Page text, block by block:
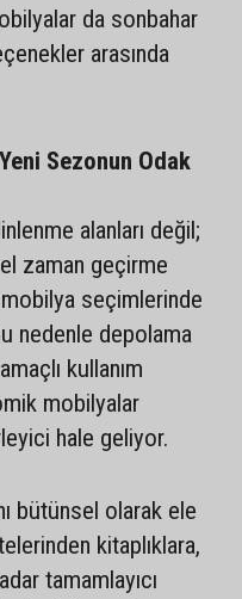
da sonbahar
arasında
Sezonun Odak
alanları değil;
zaman geçirme
mobilya seçimlerinde
nedenle depolama
kullanım
mobilyalar
hale geliyor.
bütünsel olarak ele
kitaplıklara,
tamamlayıcı